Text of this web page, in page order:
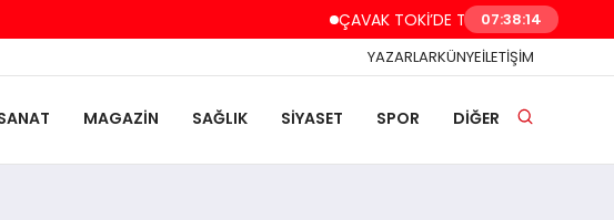
ÇAVAK TOKİ’DE TAPU VE ANAHTAR
07:38:14
YAZARLARKÜNYEİLETİŞİM
MAGAZİN SAĞLIK SİYASET SPOR DİĞER